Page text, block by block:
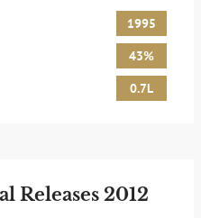
1995
43%
0.7L
Releases 2012